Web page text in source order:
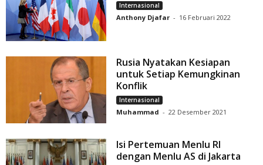
Internasional
Anthony Djafar - 16 Februari 2022
Rusia Nyatakan Kesiapan
untuk Setiap Kemungkinan
Konflik
Internasional
Muhammad - 22 Desember 2021
Isi Pertemuan Menlu RI
dengan Menlu AS di Jakarta